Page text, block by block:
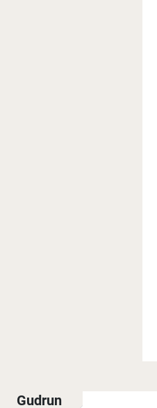
Gudrun